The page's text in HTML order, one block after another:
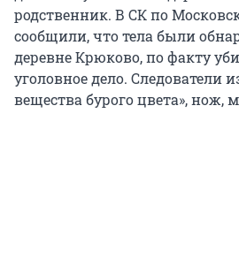
родственник. В СК по
сообщили, что тела были
деревне Крюково, по факту
уголовное дело. Следователи
вещества бурого цвета», нож,